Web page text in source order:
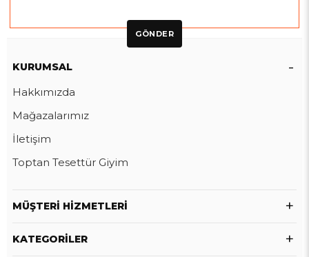
GÖNDER
KURUMSAL
Hakkımızda
Mağazalarımız
İletişim
Toptan Tesettür Giyim
MÜŞTERI HIZMETLERI
KATEGORILER